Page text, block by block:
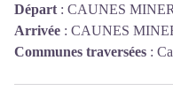
Départ : CAUNES
Arrivée : CAUNES
Communes traversées :